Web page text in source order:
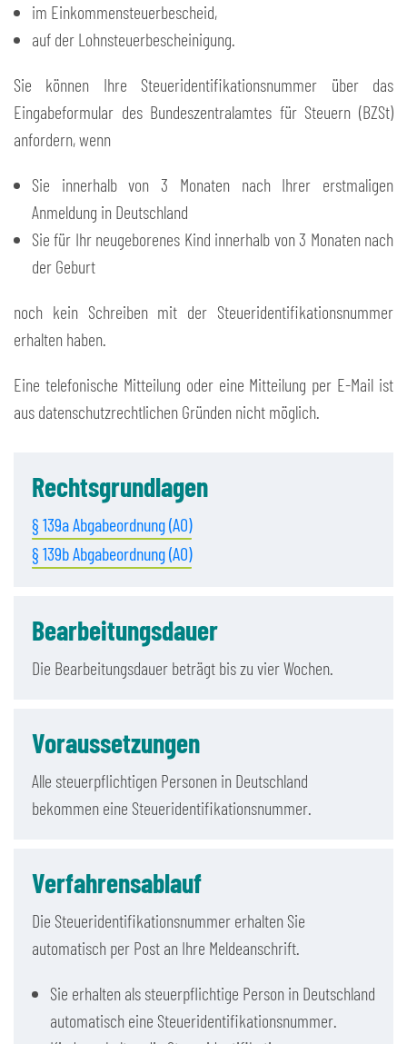
im Einkommensteuerbescheid,
auf der Lohnsteuerbescheinigung.
Sie können Ihre Steueridentifikationsnummer über das
Eingabeformular des Bundeszentralamtes für Steuern (BZSt)
anfordern, wenn
Sie innerhalb von 3 Monaten nach Ihrer erstmaligen
Anmeldung in Deutschland
Sie für Ihr neugeborenes Kind innerhalb von 3 Monaten nach
der Geburt
noch kein Schreiben mit der Steueridentifikationsnummer
erhalten haben.
Eine telefonische Mitteilung oder eine Mitteilung per E-Mail ist
aus datenschutzrechtlichen Gründen nicht möglich.
Rechtsgrundlagen
§ 139a Abgabeordnung (AO)
§ 139b Abgabeordnung (AO)
Bearbeitungsdauer
Die Bearbeitungsdauer beträgt bis zu vier Wochen.
Voraussetzungen
Alle steuerpflichtigen Personen in Deutschland
bekommen eine Steueridentifikationsnummer.
Verfahrensablauf
Die Steueridentifikationsnummer erhalten Sie
automatisch per Post an Ihre Meldeanschrift.
Sie erhalten als steuerpflichtige Person in Deutschland
automatisch eine Steueridentifikationsnummer.